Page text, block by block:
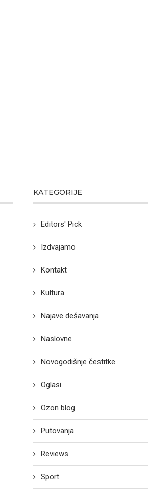
KATEGORIJE
Editors' Pick
Izdvajamo
Kontakt
Kultura
Najave dešavanja
Naslovne
Novogodišnje čestitke
Oglasi
Ozon blog
Putovanja
Reviews
Sport